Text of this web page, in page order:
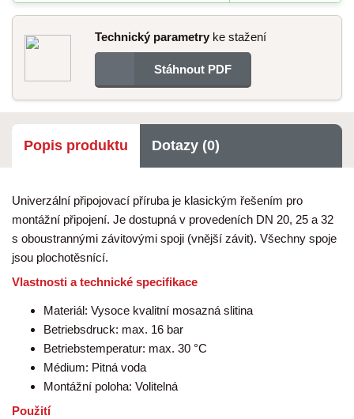
Technický parametry ke stažení
Stáhnout PDF
Popis produktu Dotazy (0)
Univerzální připojovací příruba je klasickým řešením pro
montážní připojení. Je dostupná v provedeních DN 20, 25 a 32
s oboustrannými závitovými spoji (vnější závit). Všechny spoje
jsou plochotěsnící.
Vlastnosti a technické specifikace
Materiál: Vysoce kvalitní mosazná slitina
Betriebsdruck: max. 16 bar
Betriebstemperatur: max. 30 °C
Médium: Pitná voda
Montážní poloha: Volitelná
Použití